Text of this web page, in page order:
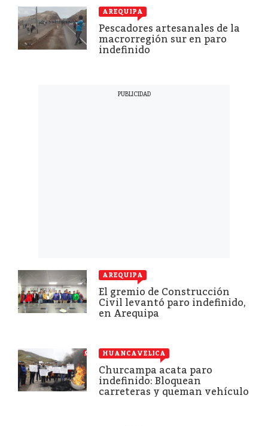
AREQUIPA
Pescadores artesanales de la
macrorregión sur en paro
indefinido
AREQUIPA
El gremio de Construcción
Civil levantó paro indefinido,
en Arequipa
HUANCAVELICA
Churcampa acata paro
indefinido: Bloquean
carreteras y queman vehículo